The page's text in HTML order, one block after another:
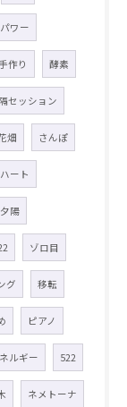
パワー
作り 酵素
セッション
畑 さんぽ
ハート
夕陽
ゾロ目
グ 移転
ピアノ
ルギー 522
ネメトーナ